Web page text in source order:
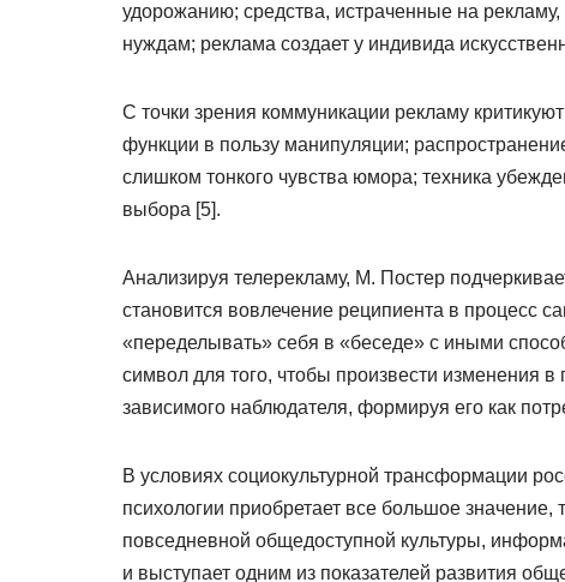
удорожанию; средства, истраченные на
нуждам; реклама создает у индивида
С точки зрения коммуникации рекламу
функции в пользу манипуляции;
слишком тонкого чувства юмора; техника
выбора [5].
Анализируя телерекламу, М. Постер
становится вовлечение реципиента в процесс
«переделывать» себя в «беседе» с иными
символ для того, чтобы произвести изменения
зависимого наблюдателя, формируя его как
В условиях социокультурной трансформации
психологии приобретает все большое значение,
повседневной общедоступной культуры,
и выступает одним из показателей развития